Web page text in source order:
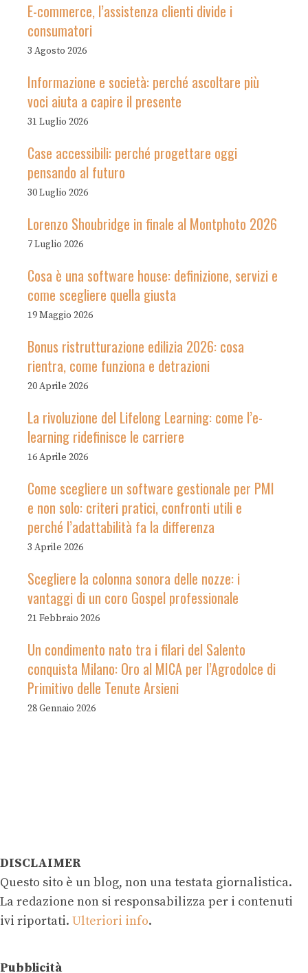
E-commerce, l’assistenza clienti divide i
consumatori
3 Agosto 2026
Informazione e società: perché ascoltare più
voci aiuta a capire il presente
31 Luglio 2026
Case accessibili: perché progettare oggi
pensando al futuro
30 Luglio 2026
Lorenzo Shoubridge in finale al Montphoto 2026
7 Luglio 2026
Cosa è una software house: definizione, servizi e
come scegliere quella giusta
19 Maggio 2026
Bonus ristrutturazione edilizia 2026: cosa
rientra, come funziona e detrazioni
20 Aprile 2026
La rivoluzione del Lifelong Learning: come l’e-
learning ridefinisce le carriere
16 Aprile 2026
Come scegliere un software gestionale per PMI
e non solo: criteri pratici, confronti utili e
perché l’adattabilità fa la differenza
3 Aprile 2026
Scegliere la colonna sonora delle nozze: i
vantaggi di un coro Gospel professionale
21 Febbraio 2026
Un condimento nato tra i filari del Salento
conquista Milano: Oro al MICA per l’Agrodolce di
Primitivo delle Tenute Arsieni
28 Gennaio 2026
DISCLAIMER
Questo sito è un blog, non una testata giornalistica.
La redazione non si responsabilizza per i contenuti
ivi riportati. Ulteriori info.
Pubblicità